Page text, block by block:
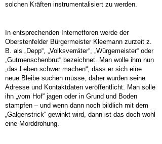
solchen Kräften instrumentalisiert zu werden.
In entsprechenden Internetforen werde der
Oberstenfelder Bürgermeister Kleemann zurzeit z.
B. als „Depp“, „Volksverräter“, „Würgemeister“ oder
„Gutmenschenbrut“ bezeichnet. Man wolle ihm nun
„das Leben schwer machen“, dass er sich eine
neue Bleibe suchen müsse, daher wurden seine
Adresse und Kontaktdaten veröffentlicht. Man solle
ihn „vom Hof“ jagen oder in Grund und Boden
stampfen – und wenn dann noch bildlich mit dem
„Galgenstrick“ gewinkt wird, dann ist das doch wohl
eine Morddrohung.